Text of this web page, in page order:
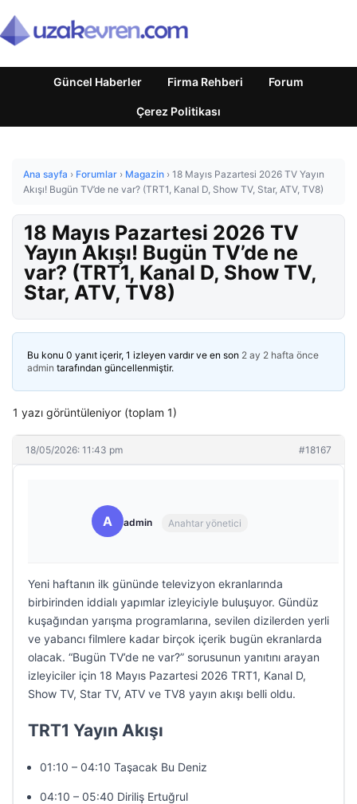
Güncel Haberler Firma Rehberi Forum
Çerez Politikası
Ana sayfa › Forumlar › Magazin › 18 Mayıs Pazartesi 2026 TV Yayın
Akışı! Bugün TV’de ne var? (TRT1, Kanal D, Show TV, Star, ATV, TV8)
18 Mayıs Pazartesi 2026 TV
Yayın Akışı! Bugün TV’de ne
var? (TRT1, Kanal D, Show TV,
Star, ATV, TV8)
Bu konu 0 yanıt içerir, 1 izleyen vardır ve en son 2 ay 2 hafta önce
admin tarafından güncellenmiştir.
1 yazı görüntüleniyor (toplam 1)
18/05/2026: 11:43 pm #18167
A admin Anahtar yönetici
Yeni haftanın ilk gününde televizyon ekranlarında
birbirinden iddialı yapımlar izleyiciyle buluşuyor. Gündüz
kuşağından yarışma programlarına, sevilen dizilerden yerli
ve yabancı filmlere kadar birçok içerik bugün ekranlarda
olacak. “Bugün TV’de ne var?” sorusunun yanıtını arayan
izleyiciler için 18 Mayıs Pazartesi 2026 TRT1, Kanal D,
Show TV, Star TV, ATV ve TV8 yayın akışı belli oldu.
TRT1 Yayın Akışı
01:10 – 04:10 Taşacak Bu Deniz
04:10 – 05:40 Diriliş Ertuğrul